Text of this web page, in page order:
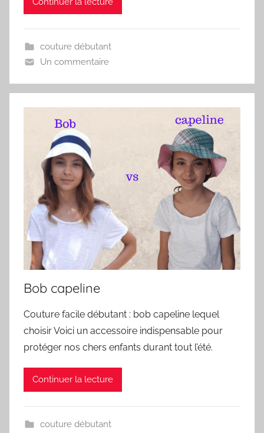
couture débutant
Un commentaire
Bob capeline
Couture facile débutant : bob capeline lequel
choisir Voici un accessoire indispensable pour
protéger nos chers enfants durant tout l’été.
Continuer la lecture
couture débutant